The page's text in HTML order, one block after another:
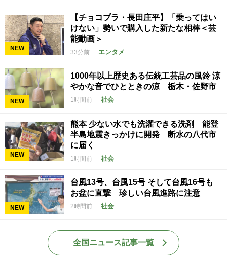
NEW
【チョコプラ・長田庄平】「乗ってはい
けない」勢いで購入した新たな相棒＜芸
能動画＞
33分前 エンタメ
NEW
1000年以上歴史ある伝統工芸品の風鈴 涼
やかな音でひとときの涼 栃木・佐野市
1時間前 社会
NEW
熊本 少ない水でも洗濯できる洗剤 能登
半島地震きっかけに開発 断水の八代市
に届く
1時間前 社会
NEW
台風13号、台風15号 そして台風16号も
お盆に直撃 珍しい台風進路に注意
2時間前 社会
全国ニュース記事一覧